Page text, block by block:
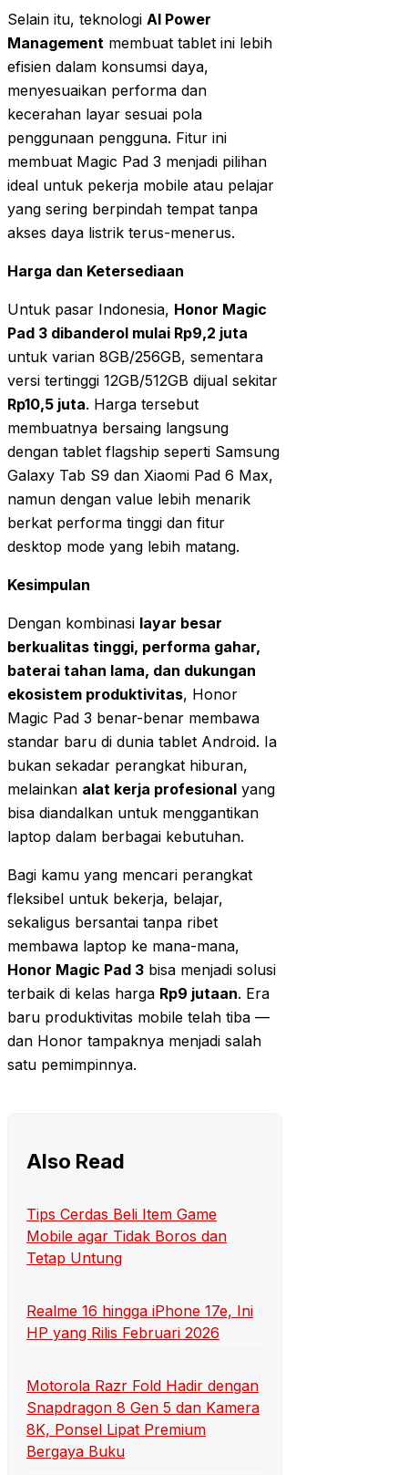
Selain itu, teknologi AI Power
Management membuat tablet ini lebih
efisien dalam konsumsi daya,
menyesuaikan performa dan
kecerahan layar sesuai pola
penggunaan pengguna. Fitur ini
membuat Magic Pad 3 menjadi pilihan
ideal untuk pekerja mobile atau pelajar
yang sering berpindah tempat tanpa
akses daya listrik terus-menerus.
Harga dan Ketersediaan
Untuk pasar Indonesia, Honor Magic
Pad 3 dibanderol mulai Rp9,2 juta
untuk varian 8GB/256GB, sementara
versi tertinggi 12GB/512GB dijual sekitar
Rp10,5 juta. Harga tersebut
membuatnya bersaing langsung
dengan tablet flagship seperti Samsung
Galaxy Tab S9 dan Xiaomi Pad 6 Max,
namun dengan value lebih menarik
berkat performa tinggi dan fitur
desktop mode yang lebih matang.
Kesimpulan
Dengan kombinasi layar besar
berkualitas tinggi, performa gahar,
baterai tahan lama, dan dukungan
ekosistem produktivitas, Honor
Magic Pad 3 benar-benar membawa
standar baru di dunia tablet Android. Ia
bukan sekadar perangkat hiburan,
melainkan alat kerja profesional yang
bisa diandalkan untuk menggantikan
laptop dalam berbagai kebutuhan.
Bagi kamu yang mencari perangkat
fleksibel untuk bekerja, belajar,
sekaligus bersantai tanpa ribet
membawa laptop ke mana-mana,
Honor Magic Pad 3 bisa menjadi solusi
terbaik di kelas harga Rp9 jutaan. Era
baru produktivitas mobile telah tiba —
dan Honor tampaknya menjadi salah
satu pemimpinnya.
Also Read
Tips Cerdas Beli Item Game
Mobile agar Tidak Boros dan
Tetap Untung
Realme 16 hingga iPhone 17e, Ini
HP yang Rilis Februari 2026
Motorola Razr Fold Hadir dengan
Snapdragon 8 Gen 5 dan Kamera
8K, Ponsel Lipat Premium
Bergaya Buku